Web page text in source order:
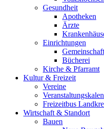
Gesundheit
Apotheken
Ärzte
Einrichtungen
Bücherei
Kirche & Pfarramt
Kultur & Freizeit
Vereine
Freizeitbus
Wirtschaft & Standort
Bauen